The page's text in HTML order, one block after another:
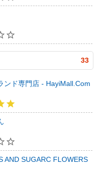
33
ンド専門店 - HayiMall.Com
AND SUGARC FLOWERS